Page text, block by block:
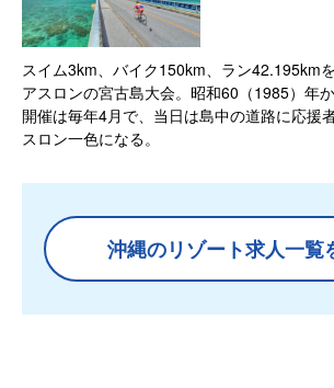
スイム3km、バイク150km、ラン42.195km
アスロンの宮古島大会。昭和60（1985）年
開催は毎年4月で、当日は島中の道路に応援
スロン一色になる。
沖縄のリゾート求人一覧